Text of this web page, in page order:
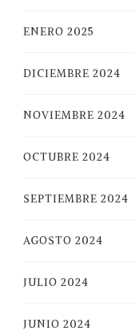
ENERO 2025
DICIEMBRE 2024
NOVIEMBRE 2024
OCTUBRE 2024
SEPTIEMBRE 2024
AGOSTO 2024
JULIO 2024
JUNIO 2024